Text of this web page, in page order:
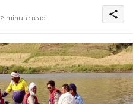
2 minute read share